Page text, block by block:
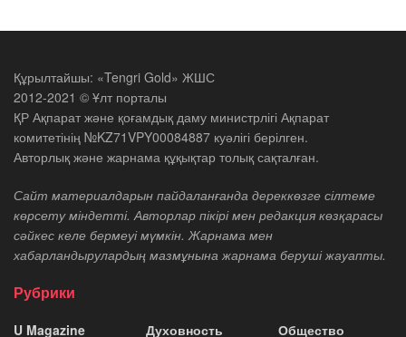
Құрылтайшы: «Tengri Gold» ЖШС
2012-2021 © Ұлт порталы
ҚР Ақпарат және қоғамдық даму министрлігі Ақпарат
комитетінің №KZ71VPY00084887 куәлігі берілген.
Авторлық және жарнама құқықтар толық сақталған.
Сайт материалдарын пайдаланғанда дереккөзге сілтеме
көрсету міндетті. Авторлар пікірі мен редакция көзқарасы
сәйкес келе бермеуі мүмкін. Жарнама мен
хабарландырулардың мазмұнына жарнама беруші жауапты.
Рубрики
U Magazine Духовность Общество